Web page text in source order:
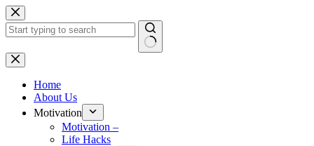
Skip
to
content
No
results
Home
About Us
Motivation
Motivation –
Life Hacks